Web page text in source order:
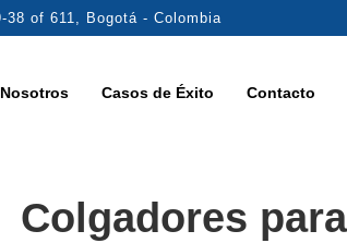
38 of 611, Bogotá - Colombia
Nosotros Casos de Éxito Contacto
Colgadores